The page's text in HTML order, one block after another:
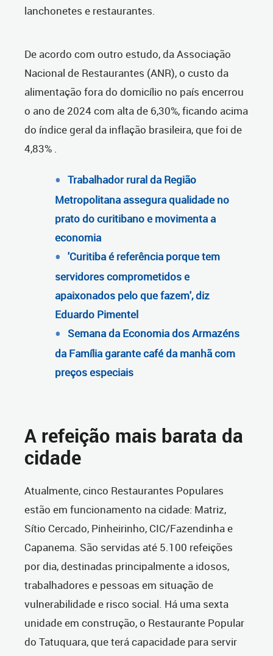
lanchonetes e restaurantes.
De acordo com outro estudo, da Associação
Nacional de Restaurantes (ANR), o custo da
alimentação fora do domicílio no país encerrou
o ano de 2024 com alta de 6,30%, ficando acima
do índice geral da inflação brasileira, que foi de
4,83% .
Trabalhador rural da Região
Metropolitana assegura qualidade no
prato do curitibano e movimenta a
economia
'Curitiba é referência porque tem
servidores comprometidos e
apaixonados pelo que fazem', diz
Eduardo Pimentel
Semana da Economia dosArmazéns
da Família garante café da manhã com
preços especiais
A refeição mais barata da
cidade
Atualmente, cinco Restaurantes Populares
estão em funcionamento na cidade: Matriz,
Sítio Cercado, Pinheirinho, CIC/Fazendinha e
Capanema. São servidas até 5.100 refeições
por dia, destinadas principalmente a idosos,
trabalhadores e pessoas em situação de
vulnerabilidade e risco social. Há uma sexta
unidade em construção, o Restaurante Popular
do Tatuquara, que terá capacidade para servir